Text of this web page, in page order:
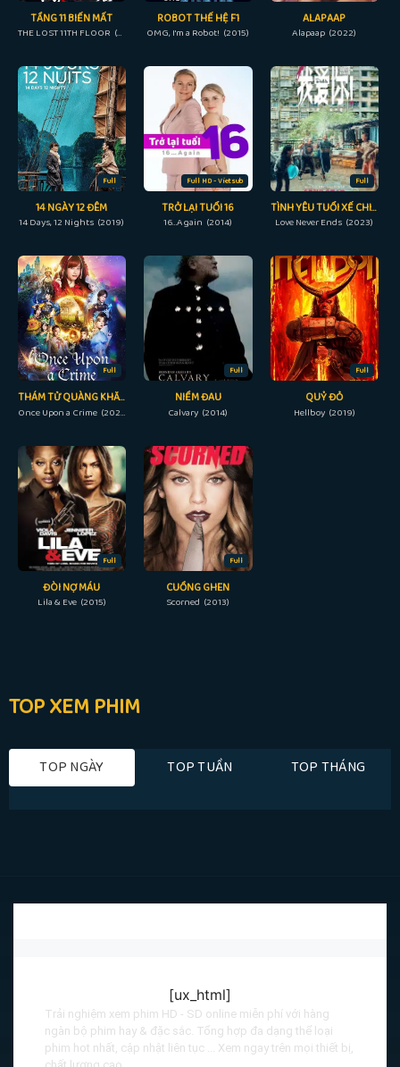
TẦNG 11 BIẾN MẤT
THE LOST 11TH FLOOR (2023)
ROBOT THẾ HỆ F1
OMG, I'm a Robot! (2015)
ALAPAAP
Alapaap (2022)
Full
14 NGÀY 12 ĐÊM
14 Days, 12 Nights (2019)
Full HD - Vietsub
TRỞ LẠI TUỔI 16
16…Again (2014)
Full
TÌNH YÊU TUỔI XẾ CHIỀU
Love Never Ends (2023)
Full
THÁM TỬ QUÀNG KHĂN ĐỎ
Once Upon a Crime (2023)
Full
NIỀM ĐAU
Calvary (2014)
Full
QUỶ ĐỎ
Hellboy (2019)
Full
ĐÒI NỢ MÁU
Lila & Eve (2015)
Full
CUỒNG GHEN
Scorned (2013)
TOP XEM PHIM
TOP NGÀY TOP TUẦN TOP THÁNG